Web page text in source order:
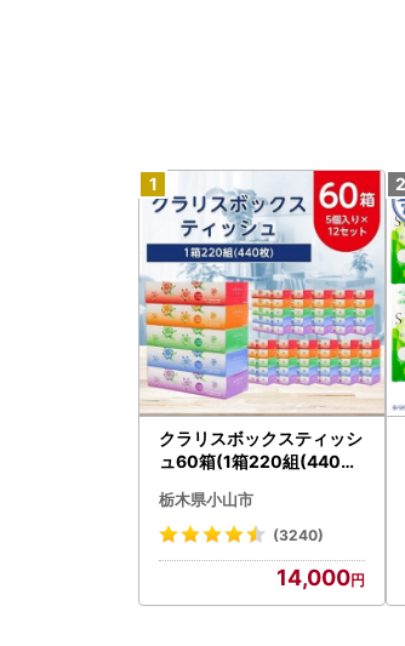
クラリスボックスティッシ
ュ60箱(1箱220組(440枚)
送不可地域：離島・沖縄県
】【1256759】
栃木県小山市
(3240)
14,000